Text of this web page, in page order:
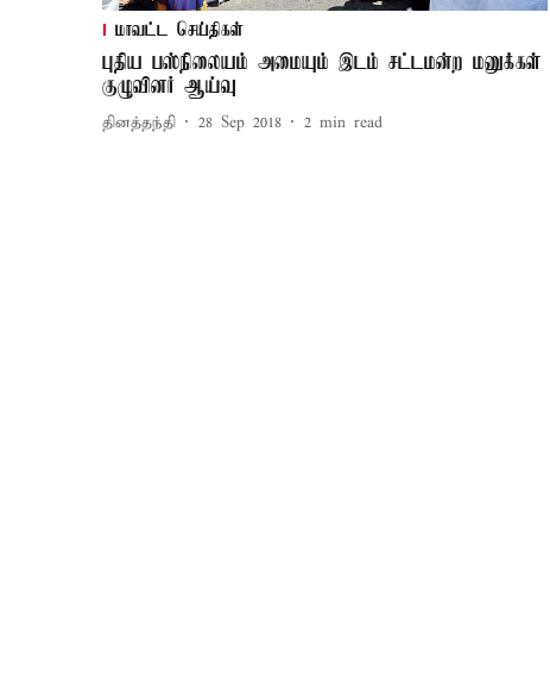
மாவட்ட செய்திகள்
புதிய பஸ்நிலையம் அமையும் இடம் சட்டமன்ற மனுக்கள்
குழுவினர் ஆய்வு
தினத்தந்தி 28 Sep 2018 2 min read